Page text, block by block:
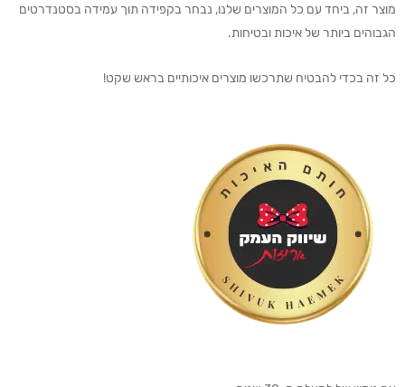
מוצר זה, ביחד עם כל המוצרים שלנו, נבחר בקפידה תוך עמידה בסטנדרטים
הגבוהים ביותר של איכות ובטיחות.
כל זה בכדי להבטיח שתרכשו מוצרים איכותיים בראש שקט!